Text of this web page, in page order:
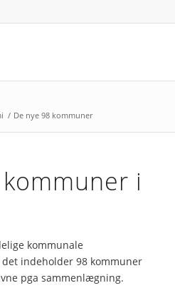
/ De nye 98 kommuner
i
kommunale
indeholder 98 kommuner
pga sammenlægning.